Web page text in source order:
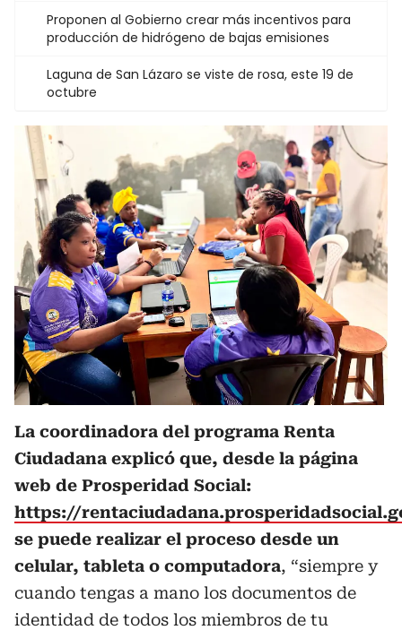
Proponen al Gobierno crear más incentivos para
producción de hidrógeno de bajas emisiones
Laguna de San Lázaro se viste de rosa, este 19 de
octubre
La coordinadora del programa Renta
Ciudadana explicó que, desde la página
web de Prosperidad Social:
https://
se puede realizar el proceso desde un
celular, tableta o computadora, “siempre y
cuando tengas a mano los documentos de
identidad de todos los miembros de tu